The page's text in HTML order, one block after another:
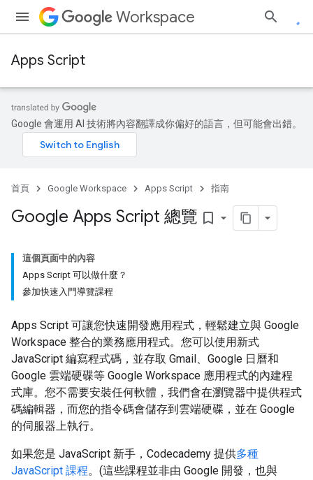
Workspace
Apps Script
Google 會運用 AI 技術將內容翻譯成你偏好的語言，但可能會出錯。
首頁 Google Workspace Apps Script 指南
Google Apps Script 總覽 bookmark_border
這個頁面中的內容
Apps Script 可以做什麼？
參加快速入門導覽課程
Apps Script 可讓您快速開發應用程式，輕鬆建立與 Google
Workspace 整合的業務應用程式。您可以使用新式
JavaScript 編寫程式碼，並存取 Gmail、Google 日曆和
Google 雲端硬碟等 Google Workspace 應用程式的內建程
式庫。您不需要安裝任何軟體，我們會在瀏覽器中提供程式
碼編輯器，而您的指令碼會儲存到雲端硬碟，並在 Google
的伺服器上執行。
如果您是 JavaScript 新手，Codecademy 提供多種
JavaScript 課程。(這些課程並非由 Google 開發，也與